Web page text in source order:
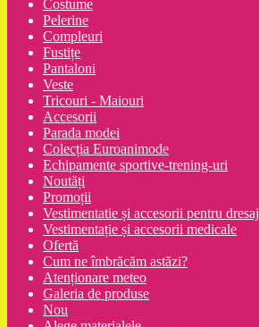
Costume
Pelerine
Compleuri
Fustițe
Pantaloni
Veste
Tricouri - Maiouri
Accesorii
Parada modei
Colecția Euroanimode
Echipamente sportive-trening-uri
Noutăți
Promoții
Vestimentatie și accesorii pentru dresaj
Vestimentație și accesorii medicale
Ofertă
Cum ne îmbrăcăm astăzi?
Atenționare meteo
Galeria de produse
Nou